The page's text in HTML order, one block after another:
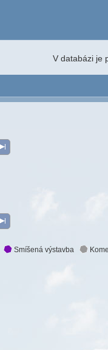
V databázi je
Smíšená výstavba